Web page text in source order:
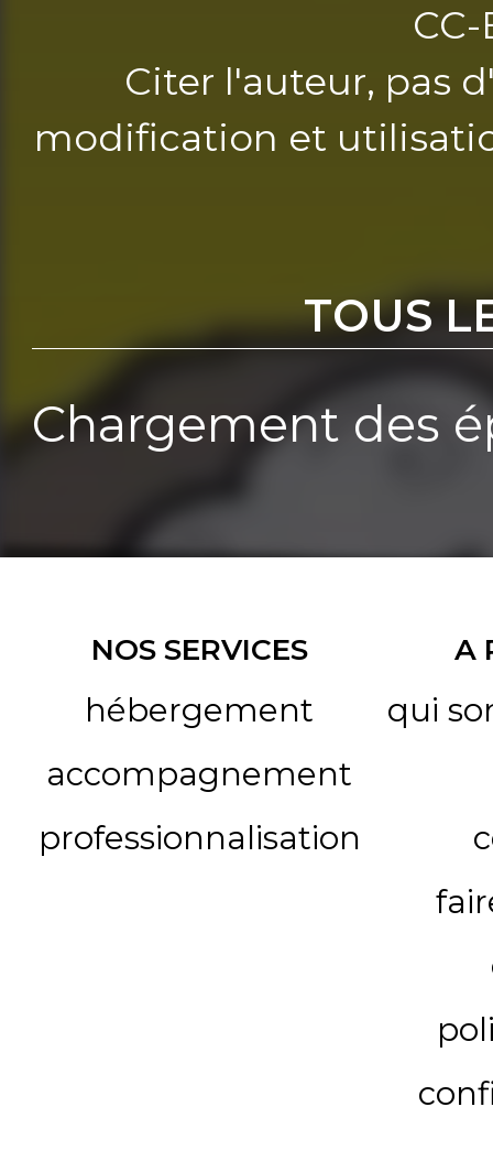
CC-
Citer l'auteur, pas
modification et
TOUS
Chargement des
NOS SERVICES
hébergement
accompagnement
professionnalisation
A
qui